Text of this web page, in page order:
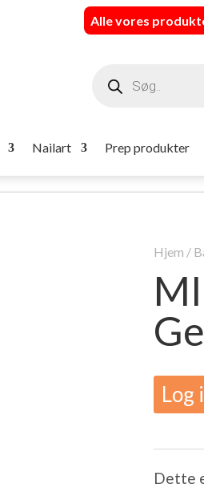
Alle vores
search
Nailart Prep produkter
Hjem /
Log
Dette